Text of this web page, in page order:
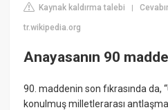
Kaynak kaldırma talebi |
tr.wikipedia.org
Anayasanın 90
90. maddenin son fıkrasında da,
konulmuş milletlerarası